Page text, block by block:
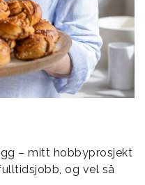
– mitt hobbyprosjekt
og vel så